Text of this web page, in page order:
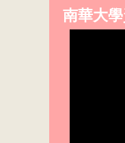
南華大